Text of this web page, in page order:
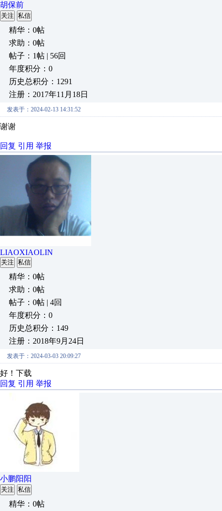
胡保前
关注 私信
精华：0帖
求助：0帖
帖子：1帖 | 56回
年度积分：0
历史总积分：1291
注册：2017年11月18日
发表于：2024-02-13 14:31:52
谢谢
回复 引用 举报
LIAOXIAOLIN
关注 私信
精华：0帖
求助：0帖
帖子：0帖 | 4回
年度积分：0
历史总积分：149
注册：2018年9月24日
发表于：2024-03-03 20:09:27
好！下载
回复 引用 举报
小鹏阳阳
关注 私信
精华：0帖